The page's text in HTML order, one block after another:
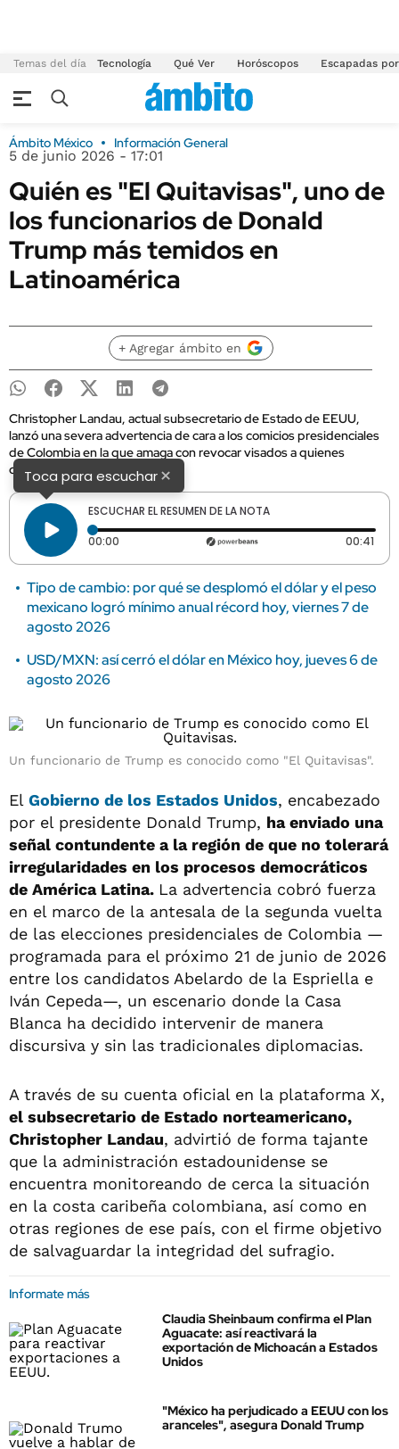
Temas del día Tecnología Qué Ver Horóscopos Escapadas
Ámbito México Información General
5 de junio 2026 - 17:01
Quién es "El Quitavisas", uno de
los funcionarios de Donald
Trump más temidos en
Latinoamérica
+ Agregar ámbito en
Christopher Landau, actual subsecretario de Estado de EEUU,
lanzó una severa advertencia de cara a los comicios presidenciales
de Colombia en la que amaga con revocar visados a quienes
cometan fraude electoral.
Toca para escuchar×
ESCUCHAR EL RESUMEN DE LA NOTA
00:00 Tiempo transcurrido: 0 segundos 00:41
Tipo de cambio: por qué se desplomó el dólar y el peso
mexicano logró mínimo anual récord hoy, viernes 7 de
agosto 2026
USD/MXN: así cerró el dólar en México hoy, jueves 6 de
agosto 2026
Un funcionario de Trump es conocido como "El Quitavisas".
El Gobierno de los Estados Unidos, encabezado
por el presidente Donald Trump, ha enviado una
señal contundente a la región de que no tolerará
irregularidades en los procesos democráticos
de América Latina. La advertencia cobró fuerza
en el marco de la antesala de la segunda vuelta
de las elecciones presidenciales de Colombia —
programada para el próximo 21 de junio de 2026
entre los candidatos Abelardo de la Espriella e
Iván Cepeda—, un escenario donde la Casa
Blanca ha decidido intervenir de manera
discursiva y sin las tradicionales diplomacias.
A través de su cuenta oficial en la plataforma X,
el subsecretario de Estado norteamericano,
Christopher Landau, advirtió de forma tajante
que la administración estadounidense se
encuentra monitoreando de cerca la situación
en la costa caribeña colombiana, así como en
otras regiones de ese país, con el firme objetivo
de salvaguardar la integridad del sufragio.
Informate más
Claudia Sheinbaum confirma el Plan
Aguacate: así reactivará la
exportación de Michoacán a Estados
Unidos
"México ha perjudicado a EEUU con los
aranceles", asegura Donald Trump